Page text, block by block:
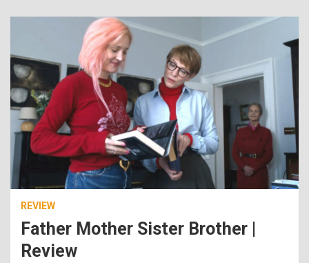
REVIEW
Father Mother Sister Brother |
Review